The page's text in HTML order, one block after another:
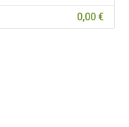
0,00€